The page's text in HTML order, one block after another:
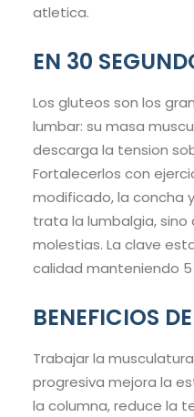
atletica.
EN 30
Los gluteos son los
lumbar: su masa
descarga la tension
Fortalecerlos con
modificado, la concha
trata la lumbalgia,
molestias. La clave
calidad manteniendo
BENEFICIOS
Trabajar la
progresiva mejora la
la columna, reduce la